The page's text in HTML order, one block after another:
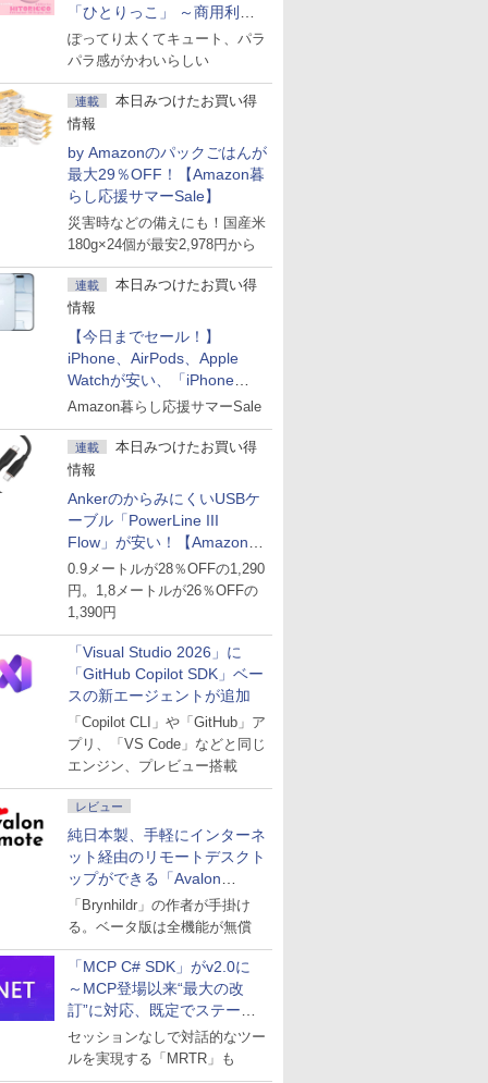
「ひとりっこ」 ～商用利用
OK
ぽってり太くてキュート、パラ
パラ感がかわいらしい
連載
本日みつけたお買い得
情報
by Amazonのパックごはんが
最大29％OFF！【Amazon暮
らし応援サマーSale】
災害時などの備えにも！国産米
180g×24個が最安2,978円から
連載
本日みつけたお買い得
情報
【今日までセール！】
iPhone、AirPods、Apple
Watchが安い、「iPhone
Air」256GB版が139,800円な
Amazon暮らし応援サマーSale
連載
本日みつけたお買い得
情報
AnkerのからみにくいUSBケ
ーブル「PowerLine III
Flow」が安い！【Amazon暮
らし応援サマーSale】
0.9メートルが28％OFFの1,290
円。1,8メートルが26％OFFの
1,390円
「Visual Studio 2026」に
「GitHub Copilot SDK」ベー
スの新エージェントが追加
「Copilot CLI」や「GitHub」ア
プリ、「VS Code」などと同じ
エンジン、プレビュー搭載
レビュー
純日本製、手軽にインターネ
ット経由のリモートデスクト
ップができる「Avalon
remote」
「Brynhildr」の作者が手掛け
る。ベータ版は全機能が無償
「MCP C# SDK」がv2.0に
～MCP登場以来“最大の改
訂”に対応、既定でステート
レスへ
セッションなしで対話的なツー
ルを実現する「MRTR」も